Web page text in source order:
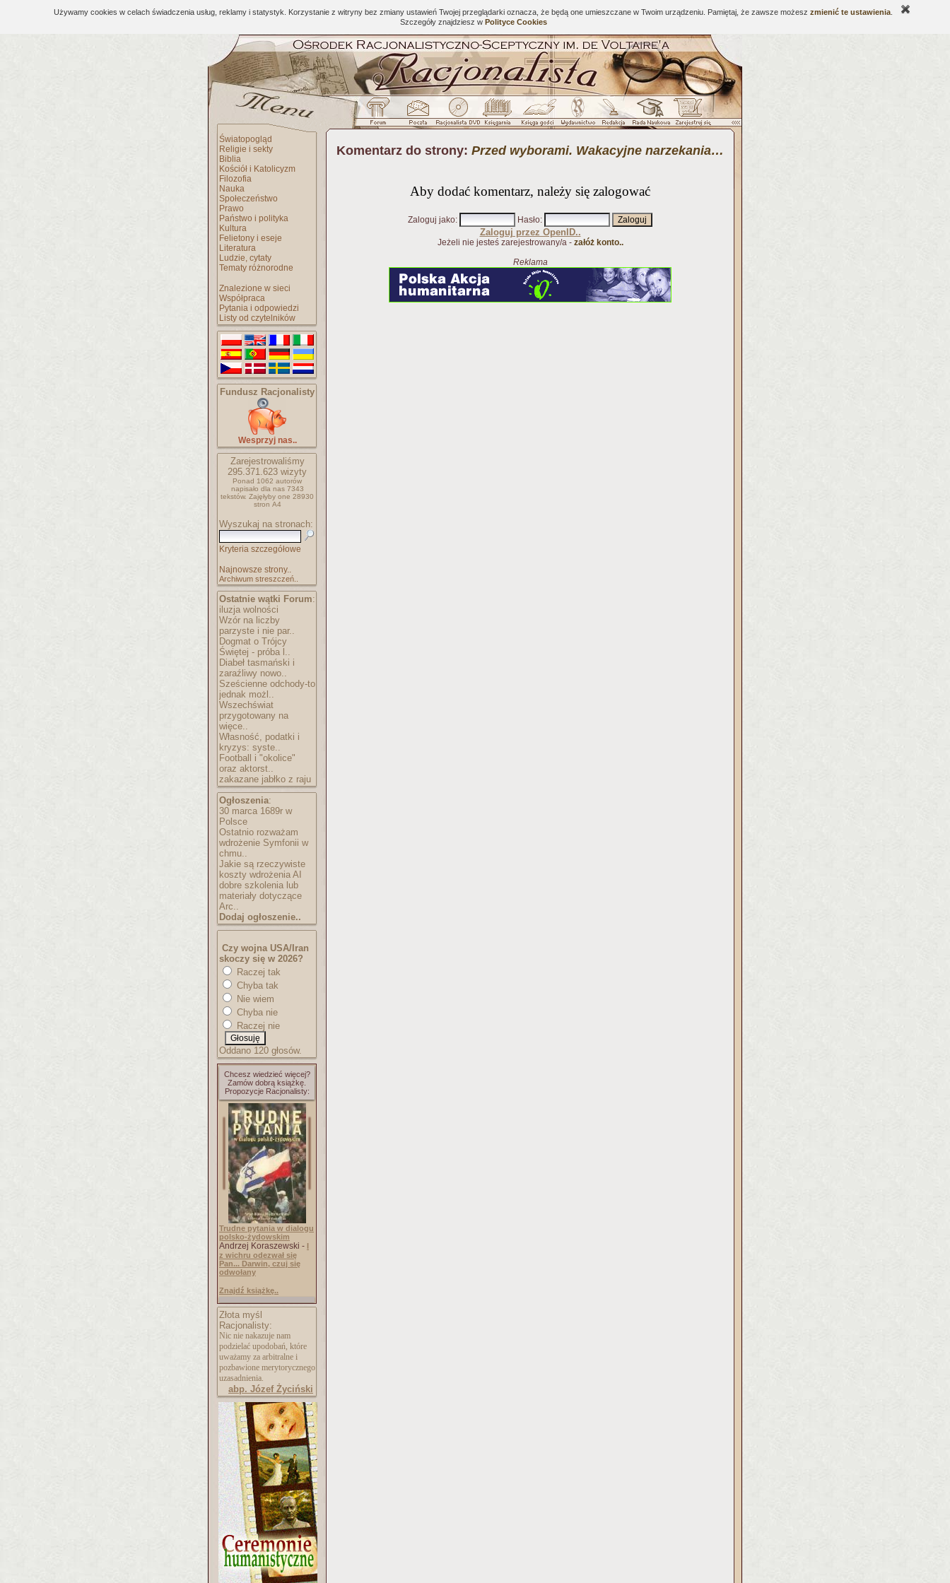
Używamy cookies w celach świadczenia usług, reklamy i statystyk. Korzystanie z witryny bez zmiany ustawień Twojej przeglądarki oznacza, że będą one umieszczane w Twoim urządzeniu. Pamiętaj, że zawsze możesz zmienić te ustawienia
Szczegóły znajdziesz w Polityce Cookies
Światopogląd
Religie i sekty
Biblia
Kościół i Katolicyzm
Filozofia
Nauka
Społeczeństwo
Prawo
Państwo i polityka
Kultura
Felietony i eseje
Literatura
Ludzie, cytaty
Tematy różnorodne
Znalezione w sieci
Współpraca
Pytania i odpowiedzi
Listy od czytelników
Fundusz Racjonalisty
Wesprzyj nas..
Zarejestrowaliśmy
295.371.623 wizyty
Ponad 1062 autorów
napisało dla nas 7343
tekstów. Zajęłyby one 28930
stron A4
Wyszukaj na stronach:
Kryteria szczegółowe
Najnowsze strony..
Archiwum streszczeń..
Ostatnie wątki Forum:
iluzja wolności
Wzór na liczby
parzyste i nie par..
Dogmat o Trójcy
Świętej - próba l..
Diabeł tasmański i
zaraźliwy nowo..
Sześcienne odchody-to
jednak możl..
Wszechświat
przygotowany na
więce..
Własność, podatki i
kryzys: syste..
Football i "okolice"
oraz aktorst..
zakazane jabłko z raju
Ogłoszenia:
30 marca 1689r w
Polsce
Ostatnio rozważam
wdrożenie Symfonii w
chmu..
Jakie są rzeczywiste
koszty wdrożenia AI
dobre szkolenia lub
materiały dotyczące
Arc..
Dodaj ogłoszenie..
Czy wojna USA/Iran
skoczy się w 2026?
Raczej tak
Chyba tak
Nie wiem
Chyba nie
Raczej nie
Oddano 120 głosów.
Chcesz wiedzieć więcej?
Zamów dobrą książkę.
Propozycje Racjonalisty:
Trudne pytania w dialogu
polsko-żydowskim
Andrzej Koraszewski - I
z wichru odezwał się
Pan... Darwin, czuj się
odwołany
Znajdź książkę..
Złota myśl
Racjonalisty:
Nic nie nakazuje nam
podzielać upodobań, które
uważamy za arbitralne i
pozbawione merytorycznego
uzasadnienia.
abp. Józef Życiński
Komentarz do strony: Przed wyborami. Wakacyjne narzekania…
Aby dodać komentarz, należy się zalogować
Zaloguj jako: Hasło:
Zaloguj przez OpenID..
Jeżeli nie jesteś zarejestrowany/a - załóż konto..
Reklama